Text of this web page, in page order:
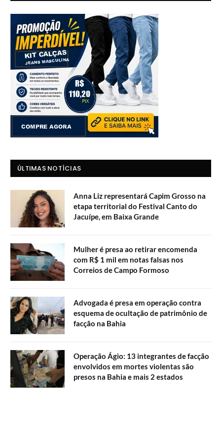
ÚLTIMAS NOTÍCIAS
Anna Liz representará Capim Grosso na
etapa territorial do Festival Canto do
Jacuípe, em Baixa Grande
Mulher é presa ao retirar encomenda
com R$ 1 mil em notas falsas nos
Correios de Campo Formoso
Advogada é presa em operação contra
esquema de ocultação de patrimônio de
facção na Bahia
Operação Ágio: 13 integrantes de facção
envolvidos em mortes violentas são
presos na Bahia e mais 2 estados